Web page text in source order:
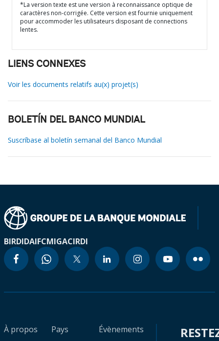
*La version texte est une version à reconnaissance optique de
caractères non-corrigée. Cette version est fournie uniquement
pour accommoder les utilisateurs disposant de connections
lentes.
LIENS CONNEXES
Voir les documents relatifs au(x) projet(s)
BOLETÍN DEL BANCO MUNDIAL
Suscríbase al boletín semanal del Banco Mundial
BIRDIDAIFCMIGACIRDI
À propos
Pays
Évènements